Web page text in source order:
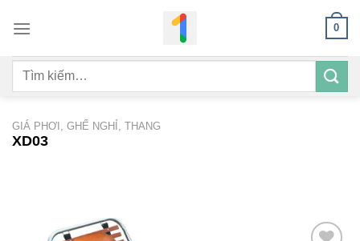
qua
dung
0
Tìm
GIÁ PHƠI, GHẾ NGHỈ, THANG
XD03